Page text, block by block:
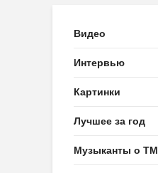
Видео
Интервью
Картинки
Лучшее за год
Музыканты о ТМ